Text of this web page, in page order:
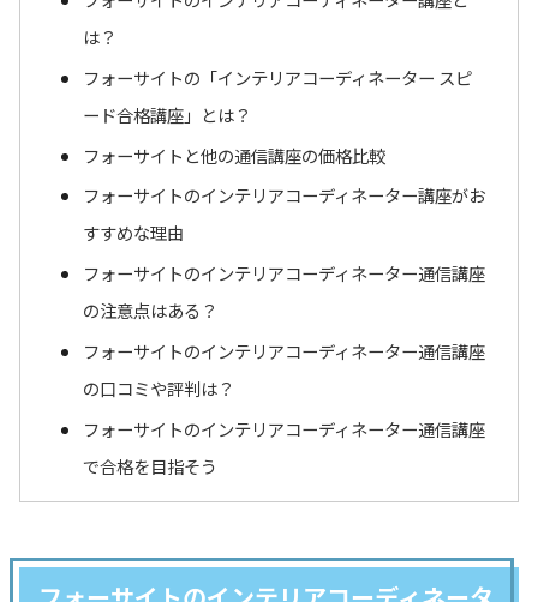
は？
フォーサイトの「インテリアコーディネーター スピ
ード合格講座」とは？
フォーサイトと他の通信講座の価格比較
フォーサイトのインテリアコーディネーター講座がお
すすめな理由
フォーサイトのインテリアコーディネーター通信講座
の注意点はある？
フォーサイトのインテリアコーディネーター通信講座
の口コミや評判は？
フォーサイトのインテリアコーディネーター通信講座
で合格を目指そう